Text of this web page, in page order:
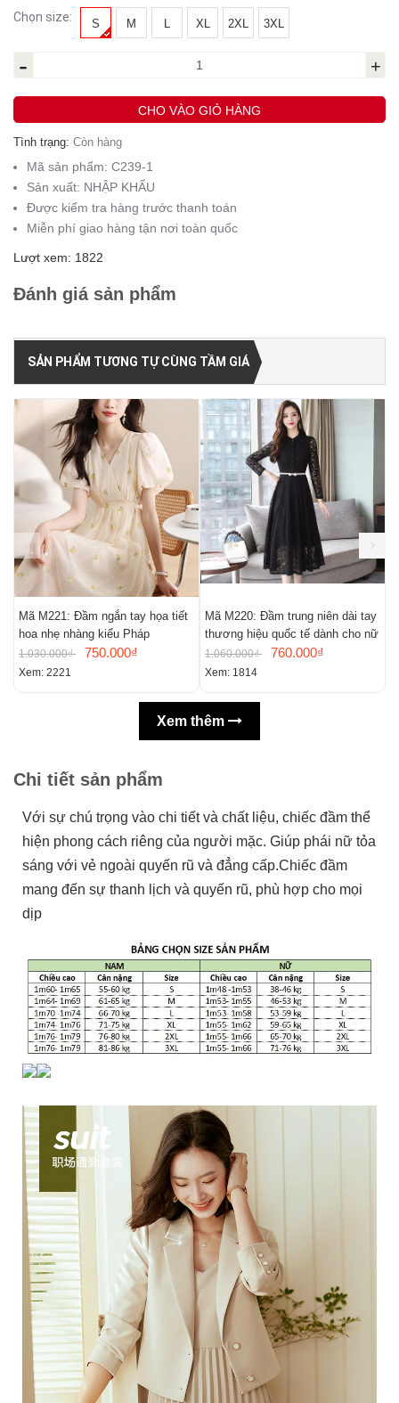
Chọn size: S M L XL 2XL 3XL
- +
CHO VÀO GIỎ HÀNG
Tình trạng: Còn hàng
Mã sản phẩm: C239-1
Sản xuất: NHẬP KHẨU
Được kiểm tra hàng trước thanh toán
Miễn phí giao hàng tận nơi toàn quốc
Lượt xem: 1822
Đánh giá sản phẩm
SẢN PHẨM TƯƠNG TỰ CÙNG TẦM GIÁ
Mã M221: Đầm ngắn tay họa tiết
hoa nhẹ nhàng kiểu Pháp
1.030.000₫ 750.000₫
Xem: 2221
Mã M220: Đầm trung niên dài tay
thương hiệu quốc tế dành cho nữ
1.060.000₫ 760.000₫
Xem: 1814
Xem thêm
Chi tiết sản phẩm
Với sự chú trọng vào chi tiết và chất liệu, chiếc đầm thể
hiện phong cách riêng của người mặc. Giúp phái nữ tỏa
sáng với vẻ ngoài quyến rũ và đẳng cấp.Chiếc đầm
mang đến sự thanh lịch và quyến rũ, phù hợp cho mọi
dịp